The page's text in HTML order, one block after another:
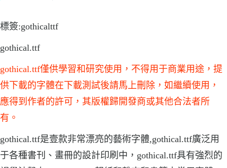
標簽:gothicalttf
gothical.ttf
gothical.ttf僅供學習和研究使用，不得用于商業用途，提
供下載的字體在下載測試後請馬上刪除，如繼續使用，
應得到作者的許可，其版權歸開發商或其他合法者所
有。
gothical.ttf是壹款非常漂亮的藝術字體,gothical.ttf廣泛用
于各種書刊、畫冊的設計印刷中，gothical.ttf具有強烈的